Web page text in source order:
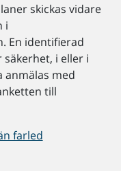
skickas vidare
i
En identifierad
i eller i
anmälas med
till
farled